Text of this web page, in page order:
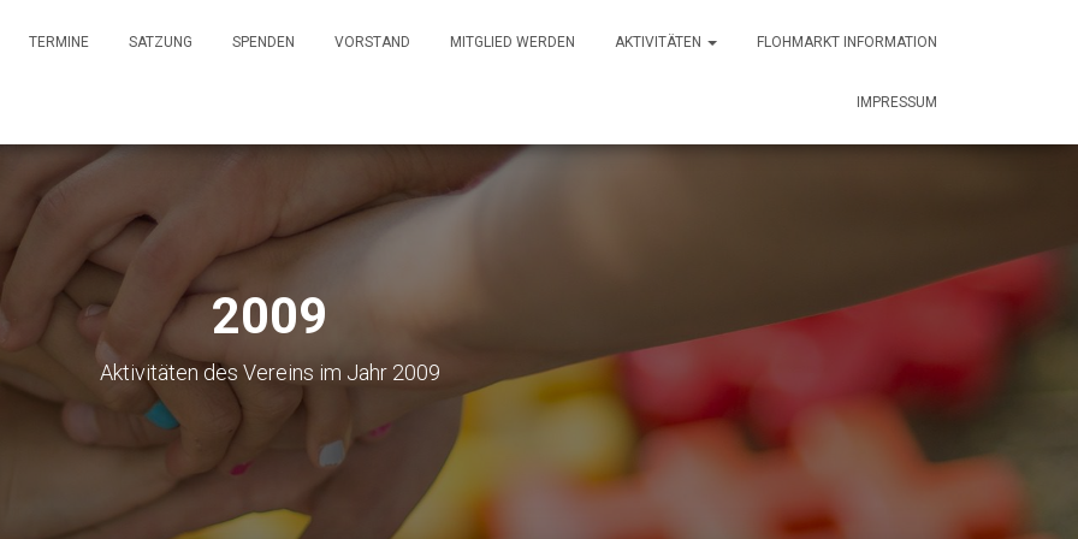
TERMINE SATZUNG SPENDEN VORSTAND MITGLIED WERDEN AKTIVITÄTEN FLOHMARKT INFORMATION
IMPRESSUM
2009
Aktivitäten des Vereins im Jahr 2009